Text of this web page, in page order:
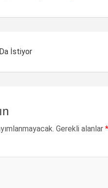
İstiyor
Gerekli alanlar *